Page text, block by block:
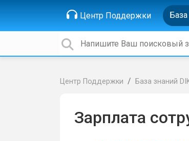
Центр Поддержки
Центр Поддержки База знаний
Зарплата